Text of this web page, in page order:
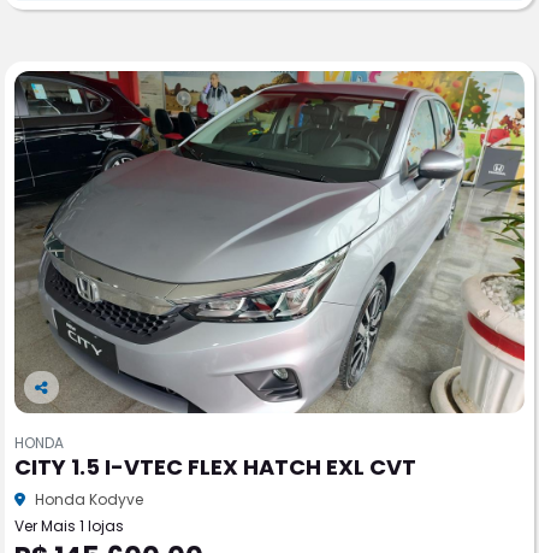
Co
pa
rtil
he
HONDA
CITY 1.5 I-VTEC FLEX HATCH EXL CVT
Honda Kodyve
Ver Mais 1 lojas